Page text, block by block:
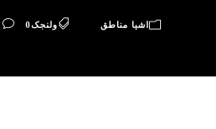
اشیا مناطق ولنجک0